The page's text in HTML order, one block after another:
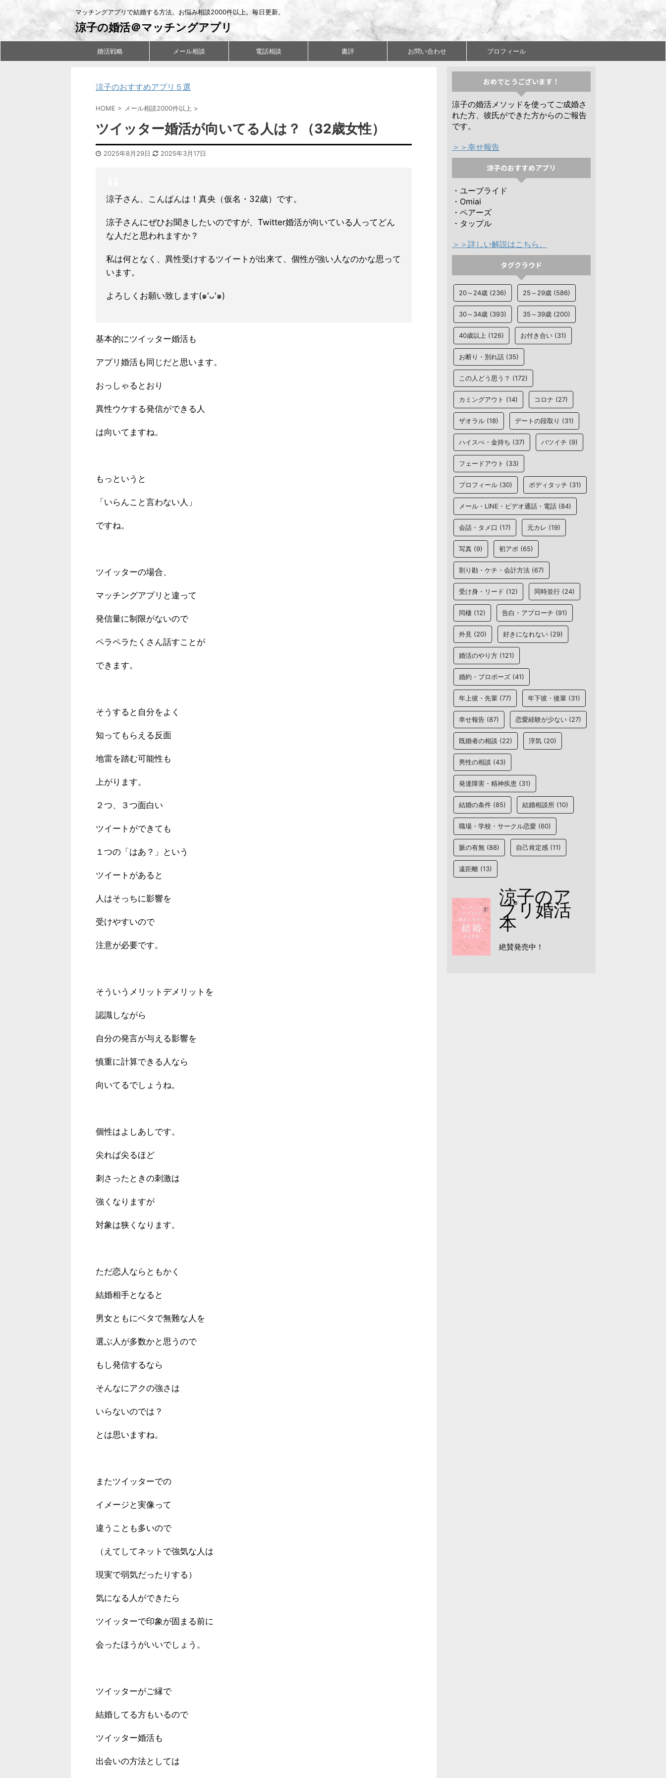
マッチングアプリで結婚する方法。お悩み相談2000件以上。毎日更新。
涼子の婚活＠マッチングアプリ
婚活戦略 メール相談 電話相談 書評 お問い合わせ プロフィール
涼子のおすすめアプリ５選
HOME > メール相談2000件以上 >
ツイッター婚活が向いてる人は？（32歳女性）
2025年8月29日 2025年3月17日
涼子さん、こんばんは！真央（仮名・32歳）です。
涼子さんにぜひお聞きしたいのですが、Twitter婚活が向いている人ってどん
な人だと思われますか？
私は何となく、異性受けするツイートが出来て、個性が強い人なのかな思って
います。
よろしくお願い致します(๑′ᴗ‵๑)
基本的にツイッター婚活も
アプリ婚活も同じだと思います。
おっしゃるとおり
異性ウケする発信ができる人
は向いてますね。
もっというと
「いらんこと言わない人」
ですね。
ツイッターの場合、
マッチングアプリと違って
発信量に制限がないので
ペラペラたくさん話すことが
できます。
そうすると自分をよく
知ってもらえる反面
地雷を踏む可能性も
上がります。
２つ、３つ面白い
ツイートができても
１つの「はあ？」という
ツイートがあると
人はそっちに影響を
受けやすいので
注意が必要です。
そういうメリットデメリットを
認識しながら
自分の発言が与える影響を
慎重に計算できる人なら
向いてるでしょうね。
個性はよしあしです。
尖れば尖るほど
刺さったときの刺激は
強くなりますが
対象は狭くなります。
ただ恋人ならともかく
結婚相手となると
男女ともにベタで無難な人を
選ぶ人が多数かと思うので
もし発信するなら
そんなにアクの強さは
いらないのでは？
とは思いますね。
またツイッターでの
イメージと実像って
違うことも多いので
（えてしてネットで強気な人は
現実で弱気だったりする）
気になる人ができたら
ツイッターで印象が固まる前に
会ったほうがいいでしょう。
ツイッターがご縁で
結婚してる方もいるので
ツイッター婚活も
出会いの方法としては
おめでとうございます！
涼子の婚活メソッドを使ってご成婚さ
れた方、彼氏ができた方からのご報告
です。
＞＞幸せ報告
涼子のおすすめアプリ
・ユーブライド
・Omiai
・ペアーズ
・タップル
＞＞詳しい解説はこちら。
タグクラウド
20～24歳 (236) 25～29歳 (586)
30～34歳 (393) 35～39歳 (200)
40歳以上 (126) お付き合い (31)
お断り・別れ話 (35)
この人どう思う？ (172)
カミングアウト (14) コロナ (27)
ザオラル (18) デートの段取り (31)
ハイスぺ・金持ち (37) バツイチ (9)
フェードアウト (33)
プロフィール (30) ボディタッチ (31)
メール・LINE・ビデオ通話・電話 (84)
会話・タメ口 (17) 元カレ (19)
写真 (9) 初アポ (65)
割り勘・ケチ・会計方法 (67)
受け身・リード (12) 同時並行 (24)
同棲 (12) 告白・アプローチ (91)
外見 (20) 好きになれない (29)
婚活のやり方 (121)
婚約・プロポーズ (41)
年上彼・先輩 (77) 年下彼・後輩 (31)
幸せ報告 (87) 恋愛経験が少ない (27)
既婚者の相談 (22) 浮気 (20)
男性の相談 (43)
発達障害・精神疾患 (31)
結婚の条件 (85) 結婚相談所 (10)
職場・学校・サークル恋愛 (60)
脈の有無 (88) 自己肯定感 (11)
遠距離 (13)
涼子のア
プリ婚活
本
絶賛発売中！